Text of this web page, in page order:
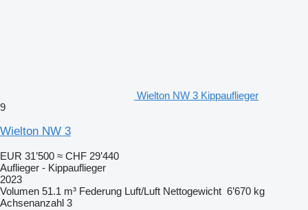
Wielton NW 3 Kippauflieger
9
Wielton NW 3
EUR 31’500 ≈ CHF 29’440
Auflieger - Kippauflieger
2023
Volumen 51.1 m³ Federung Luft/Luft Nettogewicht 6’670 kg
Achsenanzahl 3